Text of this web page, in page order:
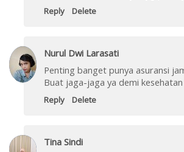
Reply Delete
Nurul Dwi Larasati
Penting banget punya asuransi
Buat jaga-jaga ya demi
Reply Delete
Tina Sindi